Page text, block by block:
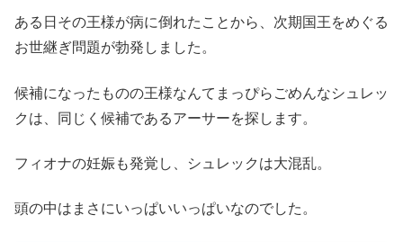
ある日その王様が病に倒れたことから、次期国王をめぐる
お世継ぎ問題が勃発しました。
候補になったものの王様なんてまっぴらごめんなシュレッ
クは、同じく候補であるアーサーを探します。
フィオナの妊娠も発覚し、シュレックは大混乱。
頭の中はまさにいっぱいいっぱいなのでした。